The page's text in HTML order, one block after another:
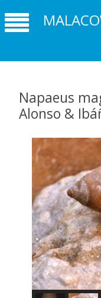
Napaeus
Alonso &